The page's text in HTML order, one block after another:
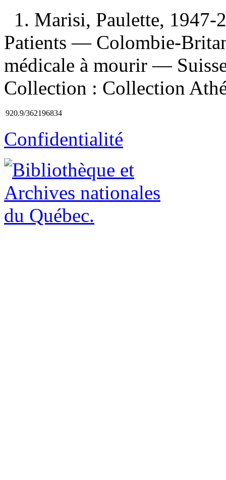
1. Marisi, Paulette,
Patients — Colombie-
médicale à mourir —
Collection : Collection
920.9/362196834
Confidentialité